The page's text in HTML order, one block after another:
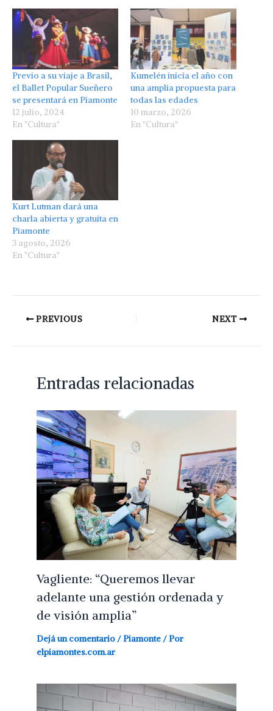
Previo a su viaje a Brasil,
el Ballet Popular Sueñero
se presentará en Piamonte
12 julio, 2024
En "Cultura"
Kumelén inicia el año con
una amplia propuesta para
todas las edades
10 marzo, 2026
En "Cultura"
Kurt Lutman dará una
charla abierta y gratuita en
Piamonte
3 agosto, 2026
En "Cultura"
PREVIOUS NEXT
Entradas relacionadas
Vagliente: “Queremos llevar
adelante una gestión ordenada y
de visión amplia”
Dejá un comentario /Piamonte / Por
elpiamontes.com.ar